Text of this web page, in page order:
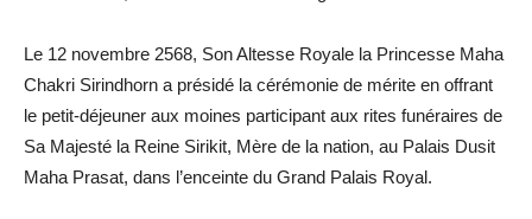
Le 12 novembre 2568, Son Altesse Royale la Princesse Maha
Chakri Sirindhorn a présidé la cérémonie de mérite en offrant
le petit-déjeuner aux moines participant aux rites funéraires de
Sa Majesté la Reine Sirikit, Mère de la nation, au Palais Dusit
Maha Prasat, dans l’enceinte du Grand Palais Royal.